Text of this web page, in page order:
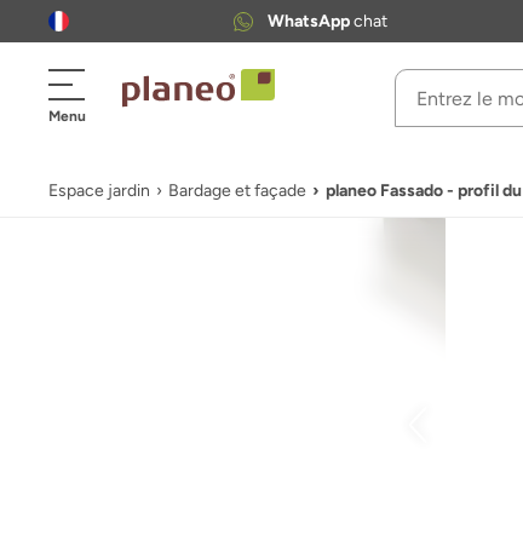
WhatsAppchat
Menu
Espace jardin Bardage et façade planeo Fassado - profil